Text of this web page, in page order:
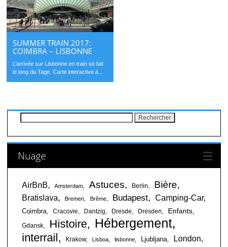
SUMMER TRAIN 2017:
COIMBRA – LISBONNE
L’arrivée sur Lisbonne en train se fait
le long du Tage. Carte interactive à...
Nuage
AirBnB Amsterdam Astuces Berlin Bière
Bratislava Bremen Brême Budapest Camping-Car
Coimbra Cracovie Dantzig Dresde Dresden Enfants
Gdansk Histoire Hébergement
interrail Krakow Lisboa lisbonne Ljubljana London